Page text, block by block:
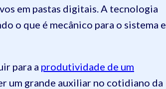
em pastas digitais. A tecnologia
o que é mecânico para o sistema e
para a produtividade de um
um grande auxiliar no cotidiano da